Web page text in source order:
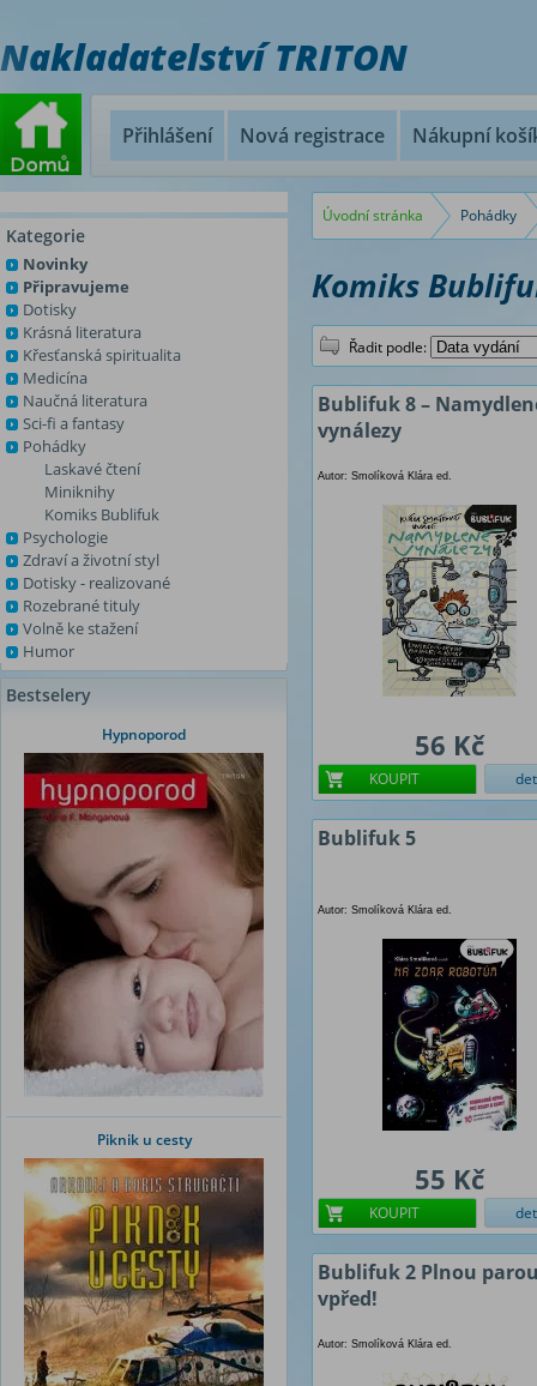
Nakladatelství TRITON
Přihlášení Nová registrace Nákupní
Kategorie
Novinky
Připravujeme
Dotisky
Krásná literatura
Křesťanská spiritualita
Medicína
Naučná literatura
Sci-fi a fantasy
Pohádky
Laskavé čtení
Miniknihy
Komiks Bublifuk
Psychologie
Zdraví a životní styl
Dotisky - realizované
Rozebrané tituly
Volně ke stažení
Humor
Bestselery
Hypnoporod
Piknik u cesty
Úvodní stránka Pohádky
Komiks
Řadit podle:
Bublifuk 8 –
vynálezy
Autor: Smolíková Klára ed.
56 Kč
KOUPIT
Bublifuk 5
Autor: Smolíková Klára ed.
55 Kč
KOUPIT
Bublifuk 2 Plnou
vpřed!
Autor: Smolíková Klára ed.